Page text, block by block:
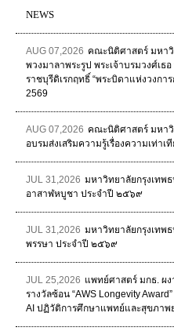
NEWS
AUG 07,2026 คณะนิติศาสตร์ มหาวิ
พวงมาลาพระรูป พระเจ้าบรมวงศ์เ
ราชบุรีดิเรกฤทธิ์ “พระบิดาแห่งวงกา
2569
AUG 07,2026 คณะนิติศาสตร์ มหาวิ
อบรมส่งเสริมความรู้เรื่องความเท่าเ
JUL 31,2026 มหาวิทยาลัยกรุงเทพ
อาสาฬหบูชา ประจำปี ๒๕๖๙
JUL 31,2026 มหาวิทยาลัยกรุงเทพ
พรรษา ประจำปี ๒๕๖๙
JUL 25,2026 แพทย์ศาสตร์ มกธ. ผง
รางวัลซ้อน “AWS Longevity
AI ปฏิวัติการศึกษาแพทย์และสุขภาพ